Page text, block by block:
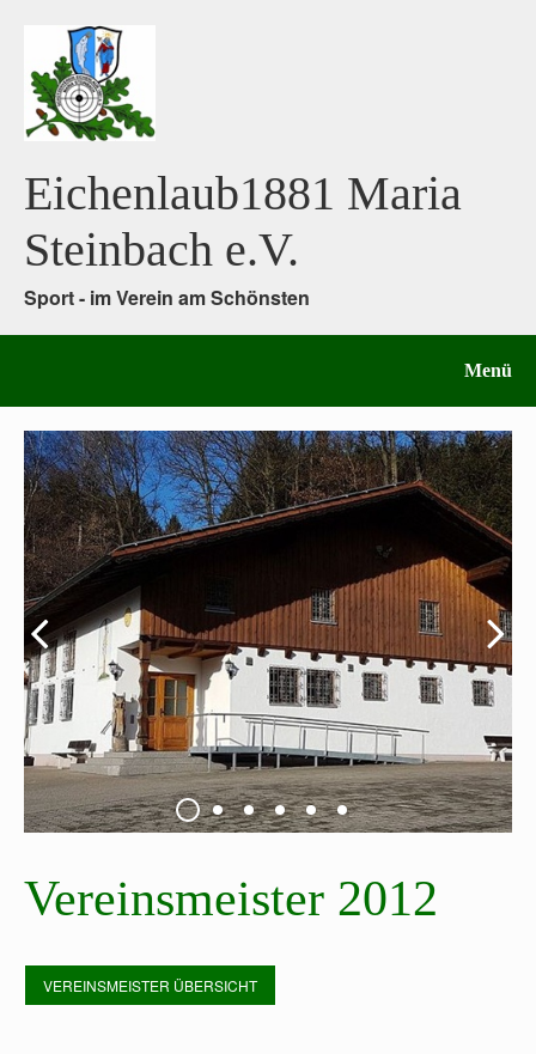
Eichenlaub1881 Maria
Steinbach e.V.
Sport - im Verein am Schönsten
Menü
Vereinsmeister 2012
VEREINSMEISTER ÜBERSICHT